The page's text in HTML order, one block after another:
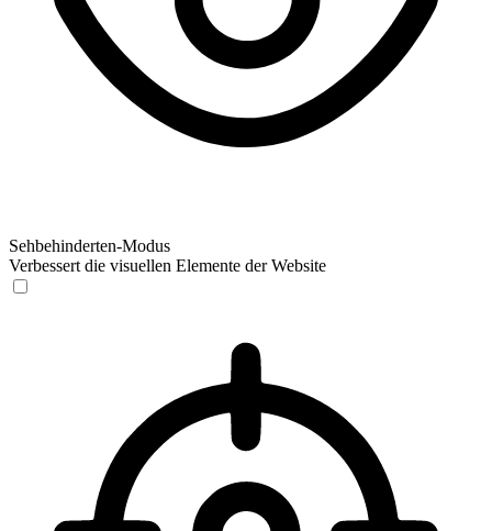
Sehbehinderten-Modus
Verbessert die visuellen Elemente der Website